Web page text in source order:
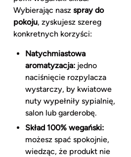
Wybierając nasz spray do
pokoju, zyskujesz szereg
konkretnych korzyści:
Natychmiastowa
aromatyzacja:jedno
naciśnięcie rozpylacza
wystarczy, by kwiatowe
nuty wypełniły sypialnię,
salon lub garderobę.
Skład 100% wegański:
możesz spać spokojnie,
wiedząc, że produkt nie